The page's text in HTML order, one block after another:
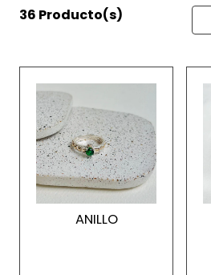
36 Producto(s)
ANILLO